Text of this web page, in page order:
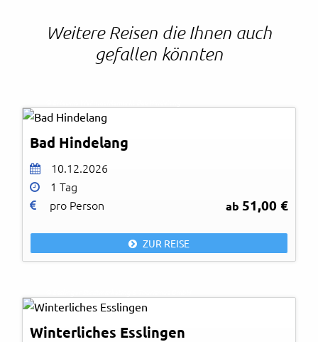
Weitere Reisen die Ihnen auch
gefallen könnten
Bad Hindelang
10.12.2026
1 Tag
pro Person
ab 51,00 €
ZUR REISE
Winterliches Esslingen